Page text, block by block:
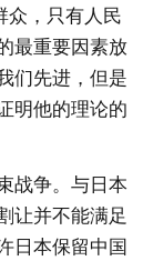
众，只有人民
最重要因素放
们先进，但是
明他的理论的
战争。与日本
让并不能满足
日本保留中国